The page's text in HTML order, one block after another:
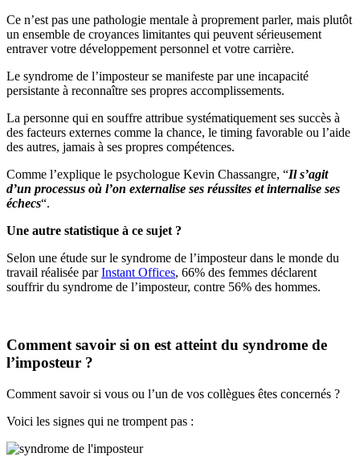
Ce n’est pas une pathologie mentale à proprement parler, mais plutôt
un ensemble de croyances limitantes qui peuvent sérieusement
entraver votre développement personnel et votre carrière.
Le syndrome de l’imposteur se manifeste par une incapacité
persistante à reconnaître ses propres accomplissements.
La personne qui en souffre attribue systématiquement ses succès à
des facteurs externes comme la chance, le timing favorable ou l’aide
des autres, jamais à ses propres compétences.
Comme l’explique le psychologue Kevin Chassangre, “Il s’agit
d’un processus où l’on externalise ses réussites et internalise ses
échecs“.
Une autre statistique à ce sujet ?
Selon une étude sur le syndrome de l’imposteur dans le monde du
travail réalisée parInstant Offices, 66% des femmes déclarent
souffrir du syndrome de l’imposteur, contre 56% des hommes.
Comment savoir si on est atteint du syndrome de
l’imposteur ?
Comment savoir si vous ou l’un de vos collègues êtes concernés ?
Voici les signes qui ne trompent pas :